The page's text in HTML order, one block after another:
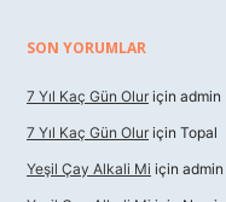
SON YORUMLAR
7 Yıl Kaç Gün Olur için admin
7 Yıl Kaç Gün Olur için Topal
Yeşil Çay Alkali Mi için admin